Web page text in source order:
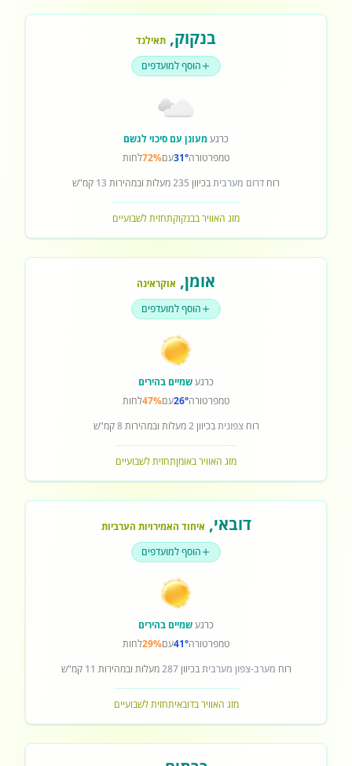
בנקוק, תאילנד
הוסף למועדפים
כרגעמעונן עם סיכוי לגשם
טמפרטורה31°עם72%לחות
רוח דרום מערביתבכיוון 235מעלות ובמהירות 13 קמ"ש
מזג האוויר בבנקוקתחזית לשבועיים
אומן, אוקראינה
הוסף למועדפים
כרגעשמיים בהירים
טמפרטורה26°עם47%לחות
רוחצפוניתבכיוון2מעלות ובמהירות8קמ"ש
מזג האוויר באומןתחזית לשבועיים
דובאי, איחוד האמירויות הערביות
הוסף למועדפים
כרגעשמיים בהירים
טמפרטורה41°עם29%לחות
רוח מערב-צפון מערביתבכיוון287מעלות ובמהירות 11 קמ"ש
מזג האוויר בדובאיתחזית לשבועיים